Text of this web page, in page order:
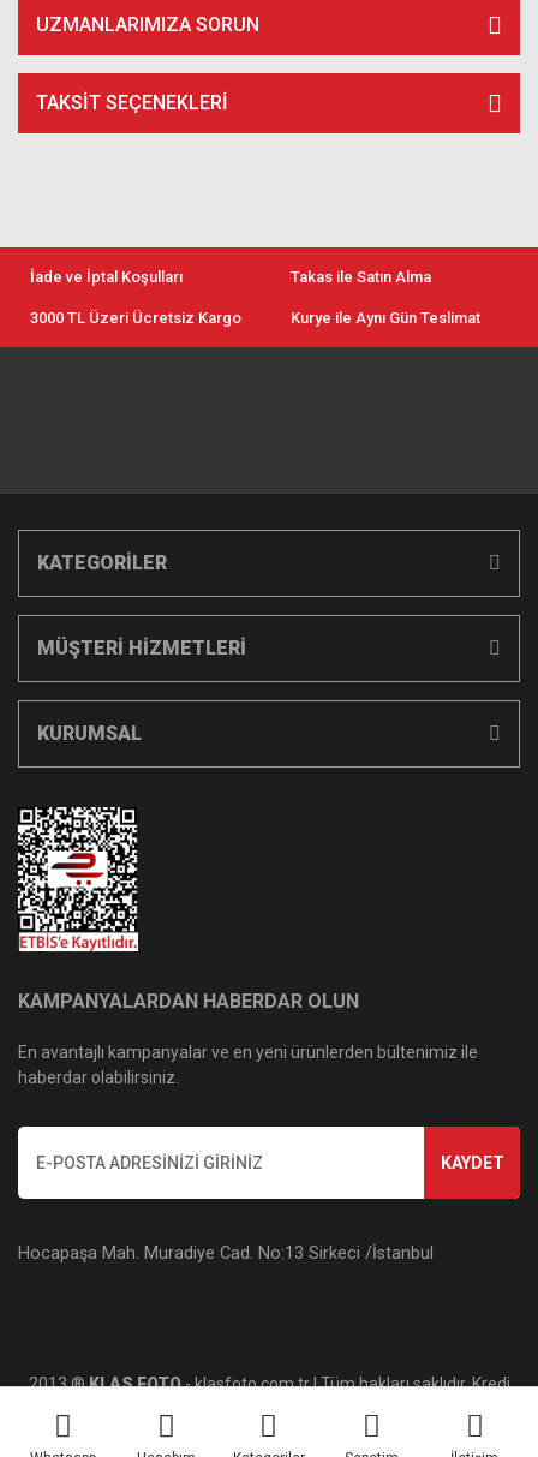
UZMANLARIMIZA SORUN
TAKSIT SEÇENEKLERI
İade ve İptal Koşulları Takas ile Satın Alma
3000 TL Üzeri Ücretsiz Kargo Kurye ile Aynı Gün Teslimat
KATEGORİLER
MÜŞTERİ HİZMETLERİ
KURUMSAL
KAMPANYALARDAN HABERDAR OLUN
En avantajlı kampanyalar ve en yeni ürünlerden bültenimiz ile
haberdar olabilirsiniz.
KAYDET
Hocapaşa Mah. Muradiye Cad. No:13 Sirkeci /İstanbul
2013 ®KLAS FOTO- klasfoto.com.tr | Tüm hakları saklıdır. Kredi